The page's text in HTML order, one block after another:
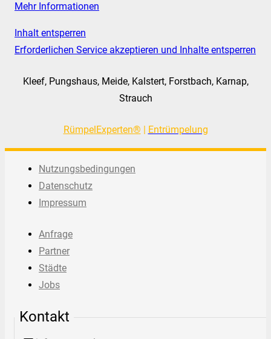
Mehr Informationen
Inhalt entsperren
Erforderlichen Service akzeptieren und Inhalte entsperren
Kleef, Pungshaus, Meide, Kalstert, Forstbach, Karnap,
Strauch
RümpelExperten® Entrümpelung
Nutzungsbedingungen
Datenschutz
Impressum
Anfrage
Partner
Städte
Jobs
Kontakt